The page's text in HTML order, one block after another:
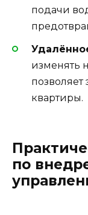
подачи
изменять
квартиры.
по